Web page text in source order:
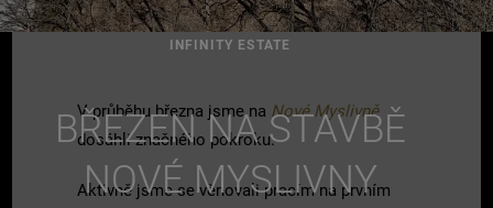
INFINITY ESTATE
BŘEZEN NA STAVBĚ
NOVÉ MYSLIVNY
V průběhu března jsme na Nové Myslivně
dosáhli značného pokroku.
Aktivně jsme se věnovali pracím na prvním